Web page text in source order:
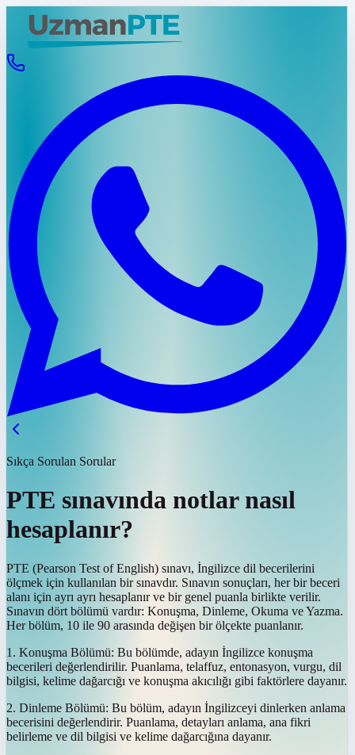
Sıkça Sorulan Sorular
PTE sınavında notlar nasıl
hesaplanır?
PTE (Pearson Test of English) sınavı, İngilizce dil becerilerini
ölçmek için kullanılan bir sınavdır. Sınavın sonuçları, her bir beceri
alanı için ayrı ayrı hesaplanır ve bir genel puanla birlikte verilir.
Sınavın dört bölümü vardır: Konuşma, Dinleme, Okuma ve Yazma.
Her bölüm, 10 ile 90 arasında değişen bir ölçekte puanlanır.
1. Konuşma Bölümü: Bu bölümde, adayın İngilizce konuşma
becerileri değerlendirilir. Puanlama, telaffuz, entonasyon, vurgu, dil
bilgisi, kelime dağarcığı ve konuşma akıcılığı gibi faktörlere dayanır.
2. Dinleme Bölümü: Bu bölüm, adayın İngilizceyi dinlerken anlama
becerisini değerlendirir. Puanlama, detayları anlama, ana fikri
belirleme ve dil bilgisi ve kelime dağarcığına dayanır.